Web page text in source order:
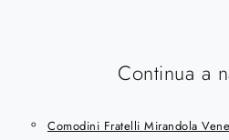
Continua a
Comodini Fratelli Mirandola